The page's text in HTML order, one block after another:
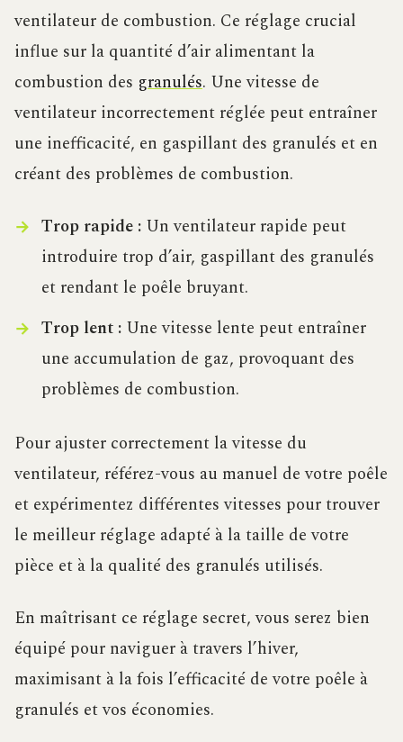
ventilateur de combustion. Ce réglage crucial
influe sur la quantité d’air alimentant la
combustion des granulés. Une vitesse de
ventilateur incorrectement réglée peut entraîner
une inefficacité, en gaspillant des granulés et en
créant des problèmes de combustion.
Trop rapide :Un ventilateur rapide peut
introduire trop d’air, gaspillant des granulés
et rendant le poêle bruyant.
Trop lent :Une vitesse lente peut entraîner
une accumulation de gaz, provoquant des
problèmes de combustion.
Pour ajuster correctement la vitesse du
ventilateur, référez-vous au manuel de votre poêle
et expérimentez différentes vitesses pour trouver
le meilleur réglage adapté à la taille de votre
pièce et à la qualité des granulés utilisés.
En maîtrisant ce réglage secret, vous serez bien
équipé pour naviguer à travers l’hiver,
maximisant à la fois l’efficacité de votre poêle à
granulés et vos économies.